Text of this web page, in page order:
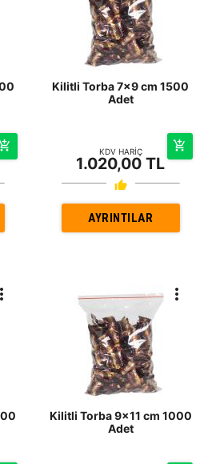
Kilitli Torba 7x9 cm 1500
Adet
KDV HARİÇ
1.020,00 TL
AYRINTILAR
Kilitli Torba 9x11 cm 1000
Adet